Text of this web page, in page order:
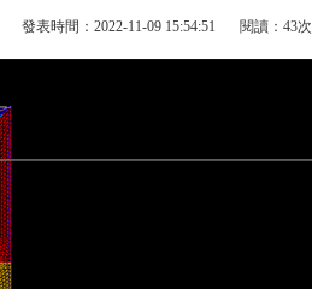
發表時間：2022-11-09 15:54:51 閱讀： 43次